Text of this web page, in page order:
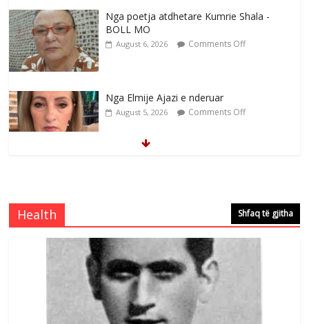
Nga poetja atdhetare Kumrie Shala -
BOLL MO
August 6, 2026 Comments Off
Nga Elmije Ajazi e nderuar
August 5, 2026 Comments Off
Comments Off
Çlirimtari Mentor Mushkolaj nderohet
me mirenjohje nga Xhevdet Qeriqi Dega
e invalidëve në Fushë Kosovë
August 4, 2026 Comments Off
Health Shfaq të gjitha